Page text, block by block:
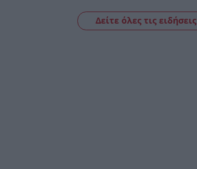
Δείτε όλες τις ειδήσεις